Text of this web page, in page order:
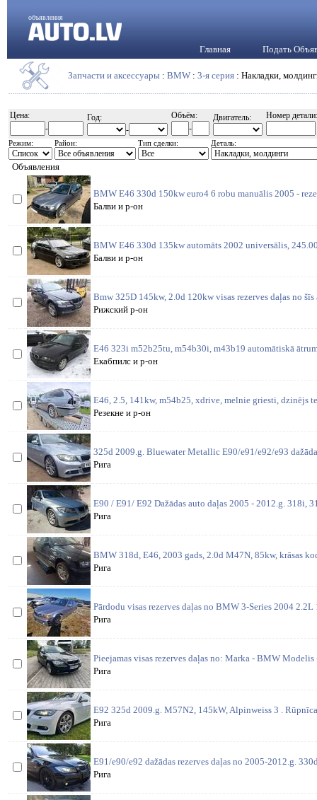
объявления
Главная Подать
Запчасти и аксессуары : BMW : 3-я серия : Накладки,
Цена:
-
Год:
-
Объём:
-
Двигатель: Номер детали:
Режим: Район: Тип сделки: Деталь:
Объявления
BMW E46 330d 150kw euro4 6 robu manuālis 2005 -
Балви и р-он
BMW E46 330d 135kw automāts 2002 universālis,
Балви и р-он
Bmw 325D 145kw, 2.0d 120kw visas rezerves daļas no šīs
Рижский р-он
E46 323i m52b25tu, m54b30i, m43b19 automātiskā
Екабпилс и р-он
E46, 2.5, 141kw, m54b25, xdrive, melnie griesti, dzinējs
Резекне и р-он
325d 2009.g. Bluewater Metallic E90/e91/e92/e93
Рига
E90 / E91/ E92 Dažādas auto daļas 2005 - 2012.g. 318i,
Рига
BMW 318d, E46, 2003 gads, 2.0d M47N, 85kw, krāsas
Рига
Pārdodu visas rezerves daļas no BMW 3-Series 2004
Рига
Pieejamas visas rezerves daļas no: Marka - BMW Modelis
Рига
E92 325d 2009.g. M57N2, 145kW, Alpinweiss 3 .
Рига
E91/e90/e92 dažādas rezerves daļas no 2005-2012.g.
Рига